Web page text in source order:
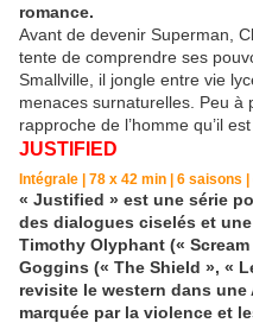
romance.
Avant de devenir Superman,
tente de comprendre ses
Smallville, il jongle entre vie
menaces surnaturelles. Peu à
rapproche de l’homme qu’il
JUSTIFIED
Intégrale | 78 x 42 min | 6 saisons
« Justified » est une série
des dialogues ciselés et
Timothy Olyphant («
Goggins (« The Shield », «
revisite le western dans
marquée par la violence et